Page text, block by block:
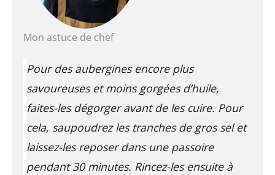
Mon astuce de chef
Pour des aubergines encore plus
savoureuses et moins gorgées d’huile,
faites-les dégorger avant de les cuire. Pour
cela, saupoudrez les tranches de gros sel et
laissez-les reposer dans une passoire
pendant 30 minutes. Rincez-les ensuite à